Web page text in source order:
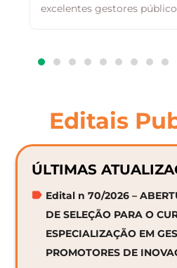
excelentes gestores
Editais
ÚLTIMAS
Edital n 70/2026 –
DE SELEÇÃO PARA O
ESPECIALIZAÇÃO EM
PROMOTORES DE